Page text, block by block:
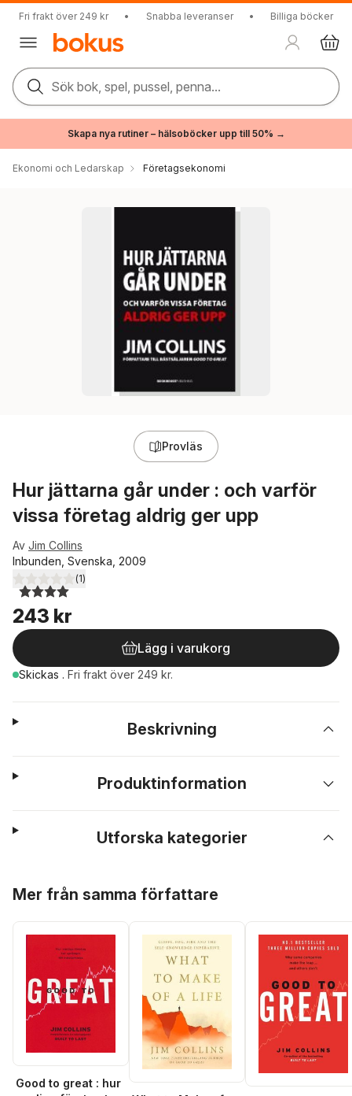
Fri frakt över 249 kr • Snabba leveranser • Billiga böcker
Sök bok, spel, pussel, penna...
Skapa nya rutiner – hälsoböcker upp till 50% →
Ekonomi och Ledarskap Företagsekonomi
Provläs
Hur jättarna går under : och varför
vissa företag aldrig ger upp
Av Jim Collins
Inbunden, Svenska, 2009
4,0utav 5 stjärnor. Totalt antal röster:
(1)
243 kr
Lägg i varukorg
Skickas . Fri frakt över 249 kr.
Beskrivning
Produktinformation
Utforska kategorier
Mer från samma författare
Good to great : hur